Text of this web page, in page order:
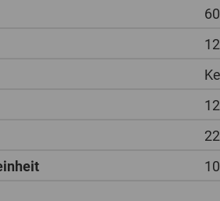
60